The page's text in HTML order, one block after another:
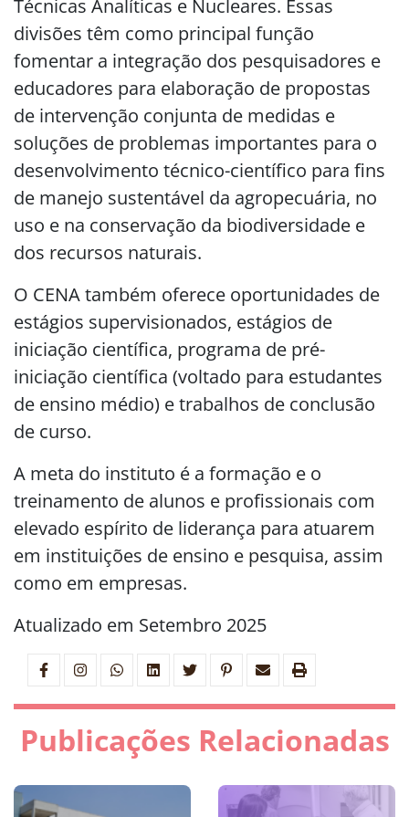
Técnicas Analíticas e Nucleares. Essas
divisões têm como principal função
fomentar a integração dos pesquisadores e
educadores para elaboração de propostas
de intervenção conjunta de medidas e
soluções de problemas importantes para o
desenvolvimento técnico-científico para fins
de manejo sustentável da agropecuária, no
uso e na conservação da biodiversidade e
dos recursos naturais.
O CENA também oferece oportunidades de
estágios supervisionados, estágios de
iniciação científica, programa de pré-
iniciação científica (voltado para estudantes
de ensino médio) e trabalhos de conclusão
de curso.
A meta do instituto é a formação e o
treinamento de alunos e profissionais com
elevado espírito de liderança para atuarem
em instituições de ensino e pesquisa, assim
como em empresas.
Atualizado em Setembro 2025
Publicações Relacionadas